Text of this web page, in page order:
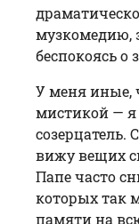
музкомедию,
беспокоясь о
У меня иные,
мистикой — я
созерцатель.
вижу вещих
Папе часто
которых так
памяти на